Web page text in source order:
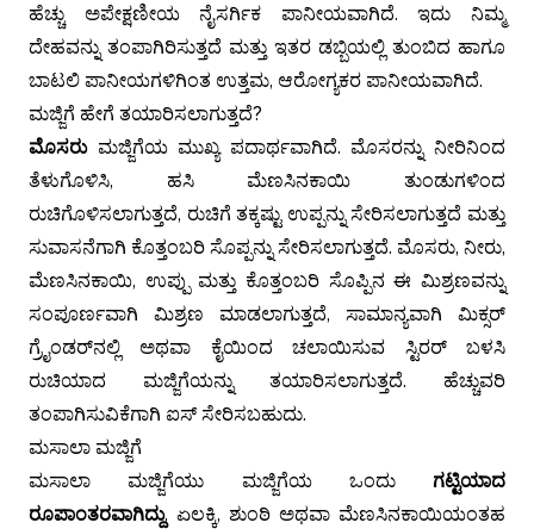
ಹೆಚ್ಚು ಅಪೇಕ್ಷಣೀಯ ನೈಸರ್ಗಿಕ ಪಾನೀಯವಾಗಿದೆ. ಇದು ನಿಮ್ಮ
ದೇಹವನ್ನು ತಂಪಾಗಿರಿಸುತ್ತದೆ ಮತ್ತು ಇತರ ಡಬ್ಬಿಯಲ್ಲಿ ತುಂಬಿದ ಹಾಗೂ
ಬಾಟಲಿ ಪಾನೀಯಗಳಿಗಿಂತ ಉತ್ತಮ, ಆರೋಗ್ಯಕರ ಪಾನೀಯವಾಗಿದೆ.
ಮಜ್ಜಿಗೆ ಹೇಗೆ ತಯಾರಿಸಲಾಗುತ್ತದೆ?
ಮೊಸರುಮಜ್ಜಿಗೆಯ ಮುಖ್ಯ ಪದಾರ್ಥವಾಗಿದೆ. ಮೊಸರನ್ನು ನೀರಿನಿಂದ
ತೆಳುಗೊಳಿಸಿ, ಹಸಿ ಮೆಣಸಿನಕಾಯಿ ತುಂಡುಗಳಿಂದ
ರುಚಿಗೊಳಿಸಲಾಗುತ್ತದೆ, ರುಚಿಗೆ ತಕ್ಕಷ್ಟು ಉಪ್ಪನ್ನು ಸೇರಿಸಲಾಗುತ್ತದೆ ಮತ್ತು
ಸುವಾಸನೆಗಾಗಿ ಕೊತ್ತಂಬರಿ ಸೊಪ್ಪನ್ನು ಸೇರಿಸಲಾಗುತ್ತದೆ. ಮೊಸರು, ನೀರು,
ಮೆಣಸಿನಕಾಯಿ, ಉಪ್ಪು ಮತ್ತು ಕೊತ್ತಂಬರಿ ಸೊಪ್ಪಿನ ಈ ಮಿಶ್ರಣವನ್ನು
ಸಂಪೂರ್ಣವಾಗಿ ಮಿಶ್ರಣ ಮಾಡಲಾಗುತ್ತದೆ, ಸಾಮಾನ್ಯವಾಗಿ ಮಿಕ್ಸರ್
ಗ್ರೈಂಡರ್‌ನಲ್ಲಿ ಅಥವಾ ಕೈಯಿಂದ ಚಲಾಯಿಸುವ ಸ್ಟಿರರ್ ಬಳಸಿ
ರುಚಿಯಾದ ಮಜ್ಜಿಗೆಯನ್ನು ತಯಾರಿಸಲಾಗುತ್ತದೆ. ಹೆಚ್ಚುವರಿ
ತಂಪಾಗಿಸುವಿಕೆಗಾಗಿ ಐಸ್ ಸೇರಿಸಬಹುದು.
ಮಸಾಲಾ ಮಜ್ಜಿಗೆ
ಮಸಾಲಾ ಮಜ್ಜಿಗೆಯು ಮಜ್ಜಿಗೆಯ ಒಂದು ಗಟ್ಟಿಯಾದ
ರೂಪಾಂತರವಾಗಿದ್ದು, ಏಲಕ್ಕಿ, ಶುಂಠಿ ಅಥವಾ ಮೆಣಸಿನಕಾಯಿಯಂತಹ